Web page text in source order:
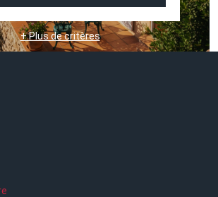
+ Plus de critères